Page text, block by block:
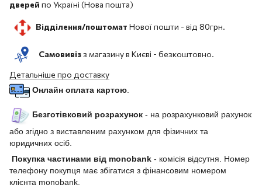
дверей по Україні (Нова пошта)
Відділення/поштомат Нової пошти - від 80грн.
Самовивізз магазину в Києві - безкоштовно.
Детальніше про доставку
Онлайн оплата картою.
Безготівковий розрахунок - на розрахунковий рахунок
або згідно з виставленим рахунком для фізичних та
юридичних осіб.
Покупка частинами від monobank - комісія відсутня. Номер
телефону покупця має збігатися з фінансовим номером
клієнта monobank.